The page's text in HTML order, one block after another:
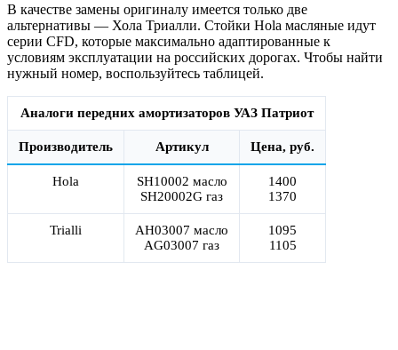
В качестве замены оригиналу имеется только две
альтернативы — Хола Триалли. Стойки Hola масляные идут
серии CFD, которые максимально адаптированные к
условиям эксплуатации на российских дорогах. Чтобы найти
нужный номер, воспользуйтесь таблицей.
Аналоги передних амортизаторов УАЗ Патриот
Производитель Артикул Цена, руб.
Hola
SH10002 масло
SH20002G газ
1400
1370
Trialli
AH03007 масло
AG03007 газ
1095
1105